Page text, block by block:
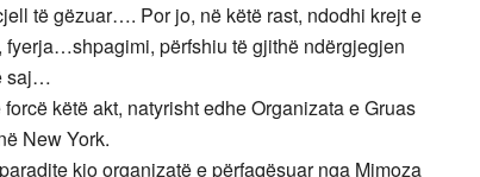
të gëzuar…. Por jo, në këtë rast, ndodhi krejt e
përfshiu të gjithë ndërgjegjen
saj…
këtë akt, natyrisht edhe Organizata e Gruas
New York.
kjo organizatë e përfaqësuar nga Mimoza